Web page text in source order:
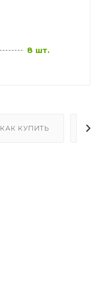
8 шт.
КАК КУПИТЬ